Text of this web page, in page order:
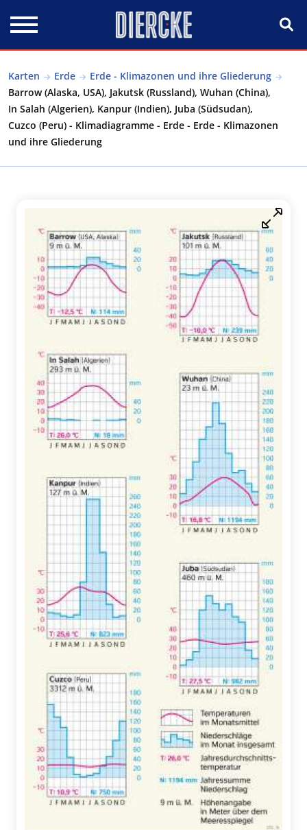
Karten Erde
Erde - Klimazonen und ihre Gliederung
Barrow (Alaska, USA), Jakutsk (Russland), Wuhan (China),
In Salah (Algerien), Kanpur (Indien), Juba (Südsudan),
Cuzco (Peru) - Klimadiagramme - Erde - Erde - Klimazonen
und ihre Gliederung